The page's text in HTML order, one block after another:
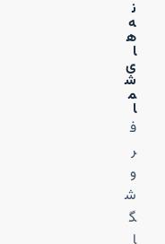
ن
ه‌
ه
ا
ی
ش
م
ا
ف
ر
و
ش
گ